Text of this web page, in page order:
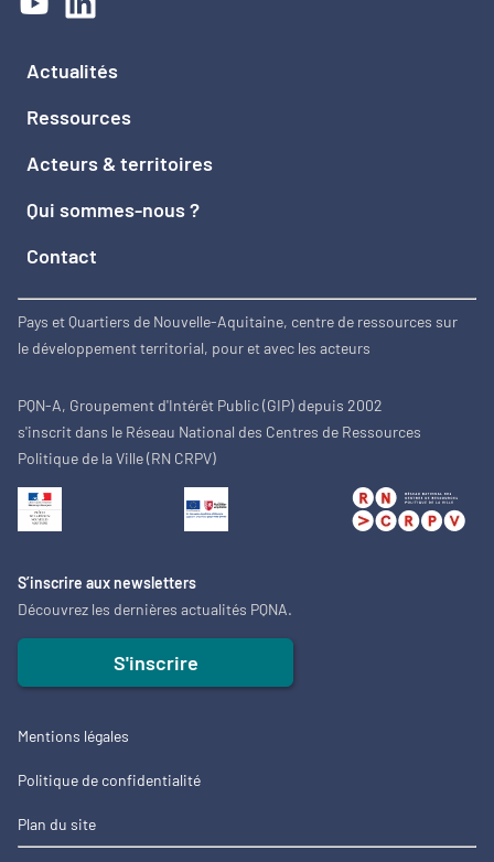
Actualités
Ressources
Acteurs & territoires
Qui sommes-nous ?
Contact
Pays et Quartiers de Nouvelle-Aquitaine, centre de ressources sur
le développement territorial, pour et avec les acteurs
PQN-A, Groupement d'Intérêt Public (GIP) depuis 2002
s'inscrit dans le Réseau National des Centres de Ressources
Politique de la Ville (RN CRPV)
S’inscrire aux newsletters
Découvrez les dernières actualités PQNA.
S'inscrire
Mentions légales
Politique de confidentialité
Plan du site